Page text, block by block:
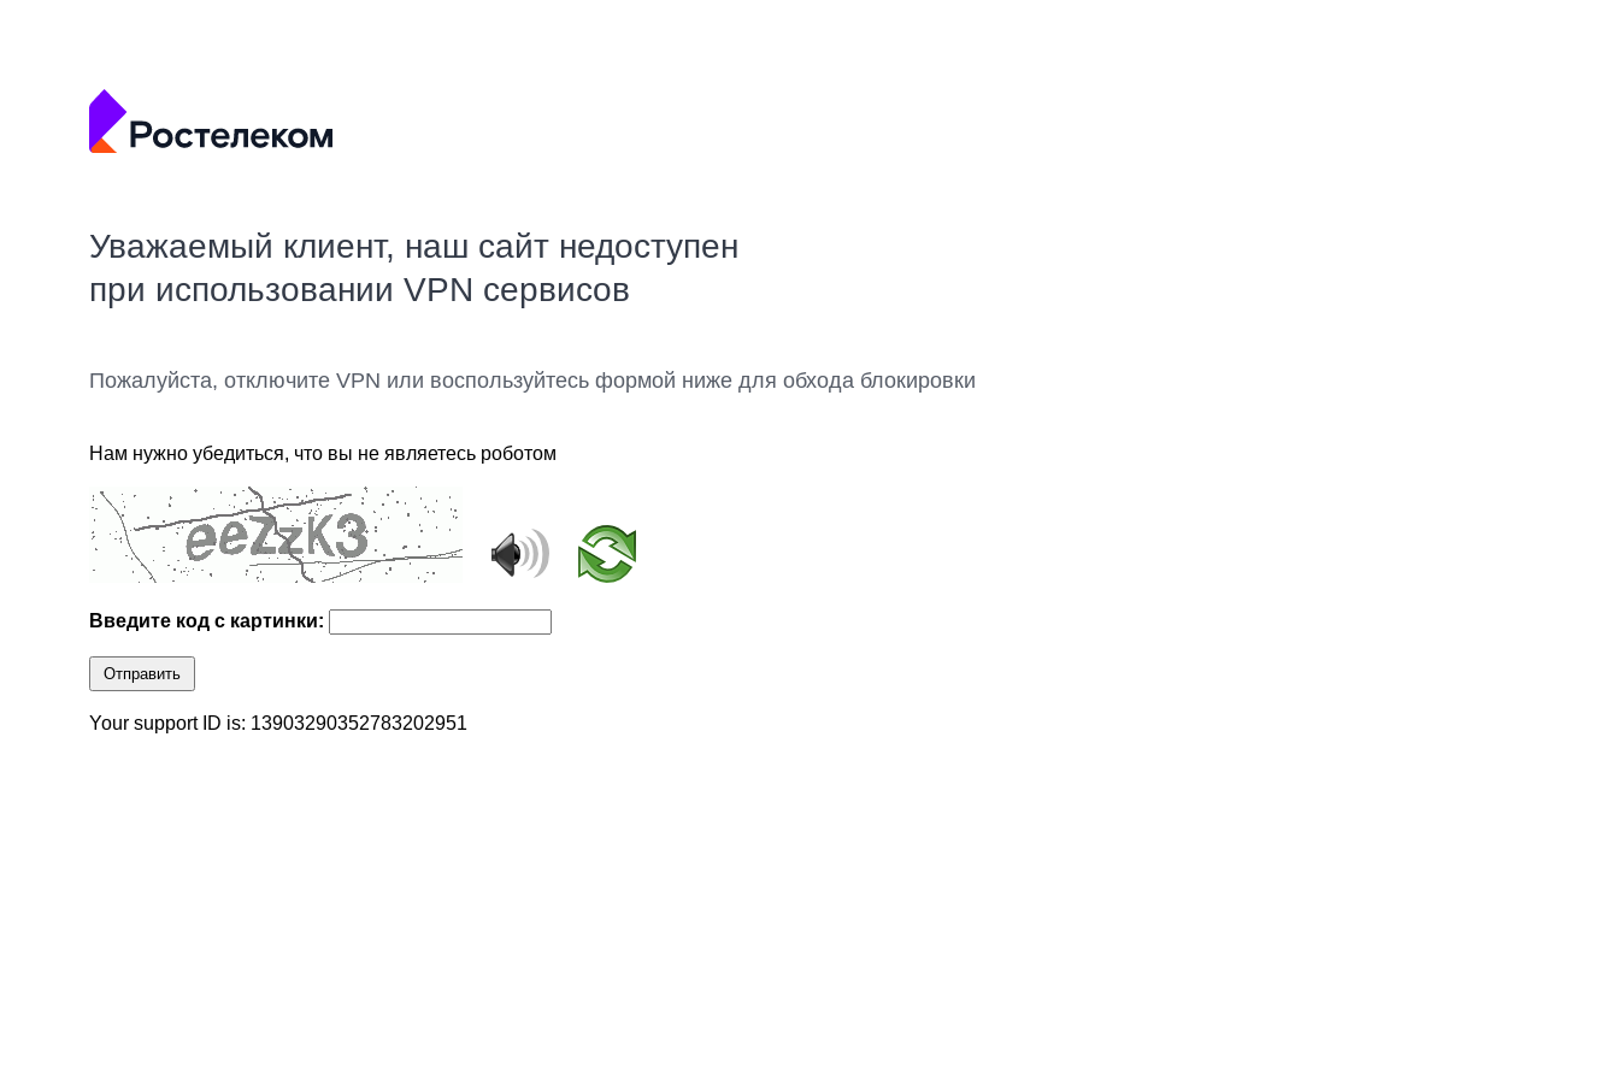
Уважаемый клиент, наш сайт недоступен
при использовании VPN сервисов
Пожалуйста, отключите VPN или воспользуйтесь формой ниже для обхода блокировки
Нам нужно убедиться, что вы не являетесь роботом
Введите код с картинки:
Отправить
Your support ID is: 13903290352783202951